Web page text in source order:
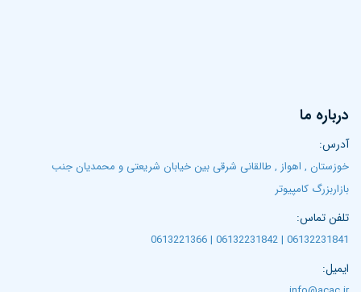
درباره ما
آدرس:
خوزستان , اهواز , طالقانی شرقی بین خیابان شریعتی و محمدیان جنب
بازاربزرگ کامپیوتر
تلفن تماس:
06132231841 | 06132231842 | 0613221366
ایمیل: